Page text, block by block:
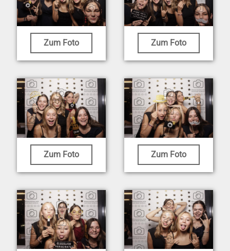
Zum Foto Zum Foto
Zum Foto Zum Foto